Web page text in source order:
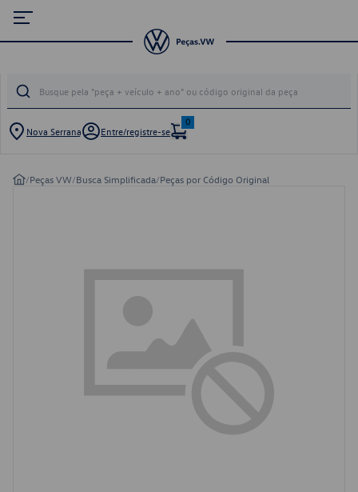
Nova Serrana Entre/registre-se
0
/Peças VW/Busca Simplificada/Peças por Código Original